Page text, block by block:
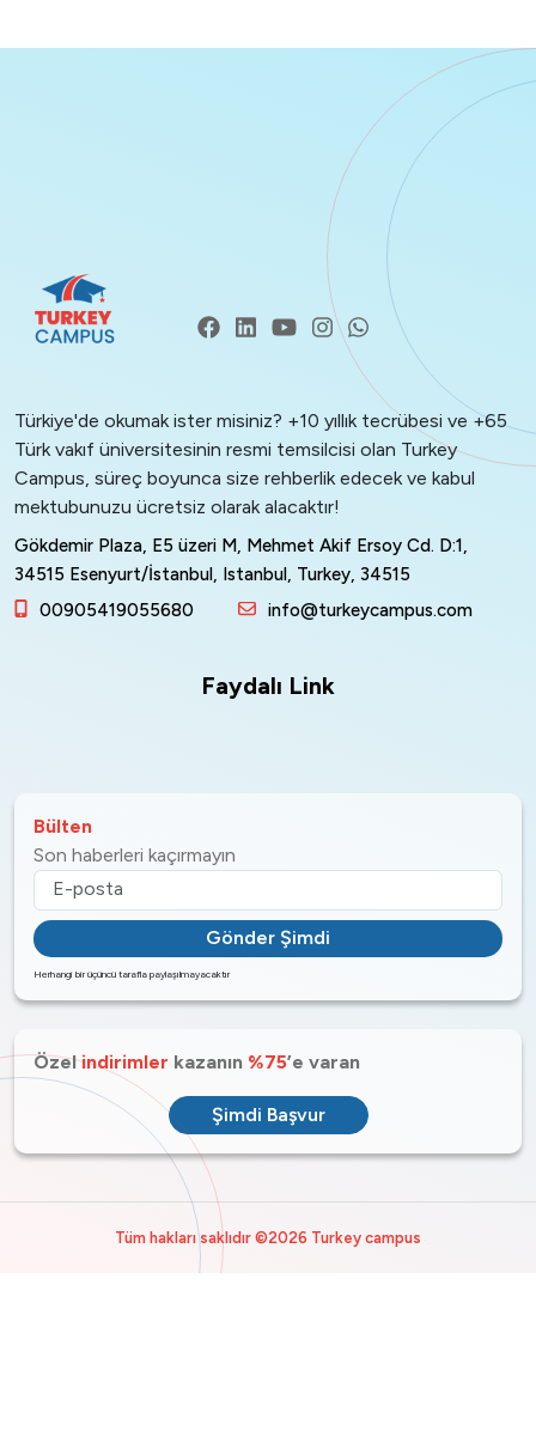
Türkiye'de okumak ister misiniz? +10 yıllık tecrübesi ve +65
Türk vakıf üniversitesinin resmi temsilcisi olan Turkey
Campus, süreç boyunca size rehberlik edecek ve kabul
mektubunuzu ücretsiz olarak alacaktır!
Gökdemir Plaza, E5 üzeri M, Mehmet Akif Ersoy Cd. D:1,
34515 Esenyurt/İstanbul, Istanbul, Turkey, 34515
00905419055680
info@turkeycampus.com
Faydalı Link
Bülten
Son haberleri kaçırmayın
Gönder Şimdi
Herhangi bir üçüncü tarafla paylaşılmayacaktır
Özelindirimler kazanın %75’e varan
Şimdi Başvur
Tüm hakları saklıdır ©2026 Turkey campus